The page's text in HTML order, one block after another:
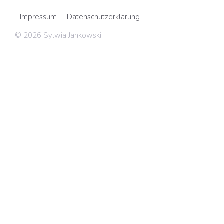
Impressum
Datenschutzerklärung
© 2026 Sylwia Jankowski